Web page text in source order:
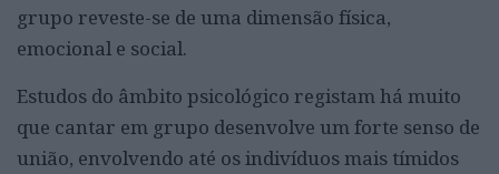
grupo reveste-se de uma dimensão física,
emocional e social.
Estudos do âmbito psicológico registam há muito
que cantar em grupo desenvolve um forte senso de
união, envolvendo até os indivíduos mais tímidos